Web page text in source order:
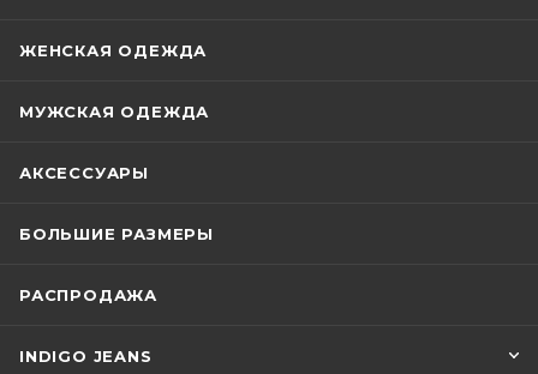
ЖЕНСКАЯ ОДЕЖДА
МУЖСКАЯ ОДЕЖДА
АКСЕССУАРЫ
БОЛЬШИЕ РАЗМЕРЫ
РАСПРОДАЖА
INDIGO JEANS